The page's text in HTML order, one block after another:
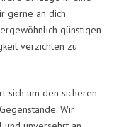
gerne an dich
günstigen
verzichten zu
sich um den sicheren
Wir